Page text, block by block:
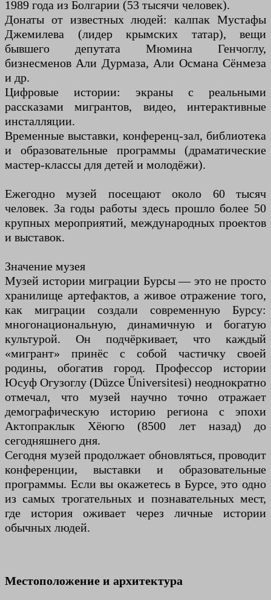
1989 года из Болгарии (53 тысячи человек).
Донаты от известных людей: калпак Мустафы
Джемилева (лидер крымских татар), вещи
бывшего депутата Мюмина Генчоглу,
бизнесменов Али Дурмаза, Али Османа Сёнмеза
и др.
Цифровые истории: экраны с реальными
рассказами мигрантов, видео, интерактивные
инсталляции.
Временные выставки, конференц-зал, библиотека
и образовательные программы (драматические
мастер-классы для детей и молодёжи).
Ежегодно музей посещают около 60 тысяч
человек. За годы работы здесь прошло более 50
крупных мероприятий, международных проектов
и выставок.
Значение музея
Музей истории миграции Бурсы — это не просто
хранилище артефактов, а живое отражение того,
как миграции создали современную Бурсу:
многонациональную, динамичную и богатую
культурой. Он подчёркивает, что каждый
«мигрант» принёс с собой частичку своей
родины, обогатив город. Профессор истории
Юсуф Огузоглу (Düzce Üniversitesi) неоднократно
отмечал, что музей научно точно отражает
демографическую историю региона с эпохи
Актопраклык Хёюгю (8500 лет назад) до
сегодняшнего дня.
Сегодня музей продолжает обновляться, проводит
конференции, выставки и образовательные
программы. Если вы окажетесь в Бурсе, это одно
из самых трогательных и познавательных мест,
где история оживает через личные истории
обычных людей.
Местоположение и архитектура